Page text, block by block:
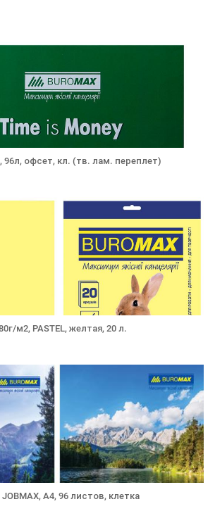
96л, офсет, кл. (тв. лам. переплет)
м2, PASTEL, желтая, 20 л.
А4, 96 листов, клетка